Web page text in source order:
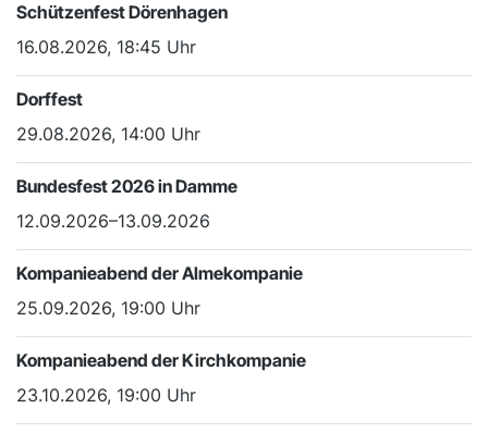
Schützenfest Dörenhagen
16.08.2026, 18:45 Uhr
Dorffest
29.08.2026, 14:00 Uhr
Bundesfest 2026 in Damme
12.09.2026–13.09.2026
Kompanieabend der Almekompanie
25.09.2026, 19:00 Uhr
Kompanieabend der Kirchkompanie
23.10.2026, 19:00 Uhr